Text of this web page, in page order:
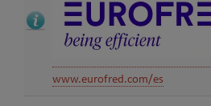
www.eurofred.com/es